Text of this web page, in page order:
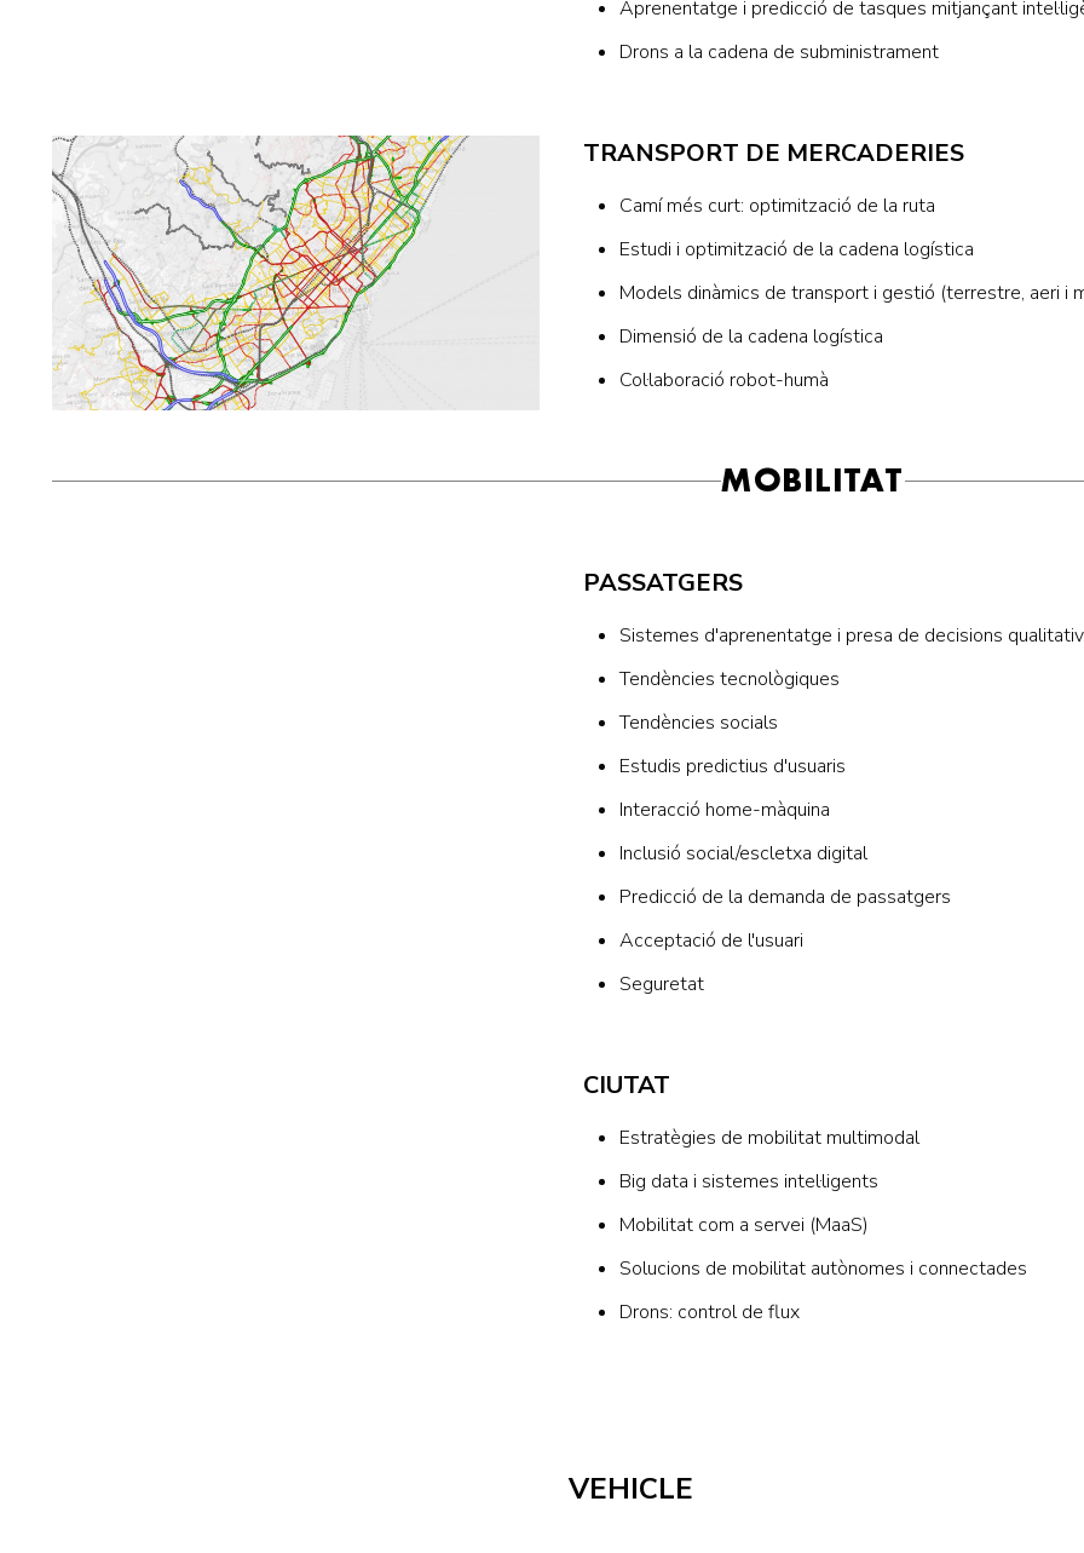
Aprenentatge i predicció de tasques mitjançant
Drons a la cadena de subministrament
TRANSPORT DE MERCADERIES
Camí més curt: optimització de la ruta
Estudi i optimització de la cadena logística
Models dinàmics de transport i gestió (terrestre, aeri i
Dimensió de la cadena logística
Col·laboració robot-humà
MOBILITAT
PASSATGERS
Sistemes d'aprenentatge i presa de decisions
Tendències tecnològiques
Tendències socials
Estudis predictius d'usuaris
Interacció home-màquina
Inclusió social/escletxa digital
Predicció de la demanda de passatgers
Acceptació de l'usuari
Seguretat
CIUTAT
Estratègies de mobilitat multimodal
Big data i sistemes intel·ligents
Mobilitat com a servei (MaaS)
Solucions de mobilitat autònomes i connectades
Drons: control de flux
VEHICLE